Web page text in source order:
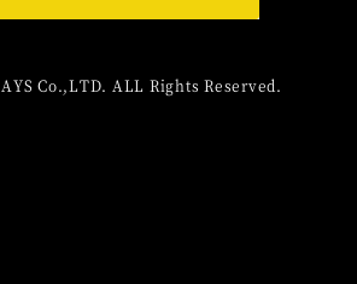
Co.,LTD. ALL Rights Reserved.